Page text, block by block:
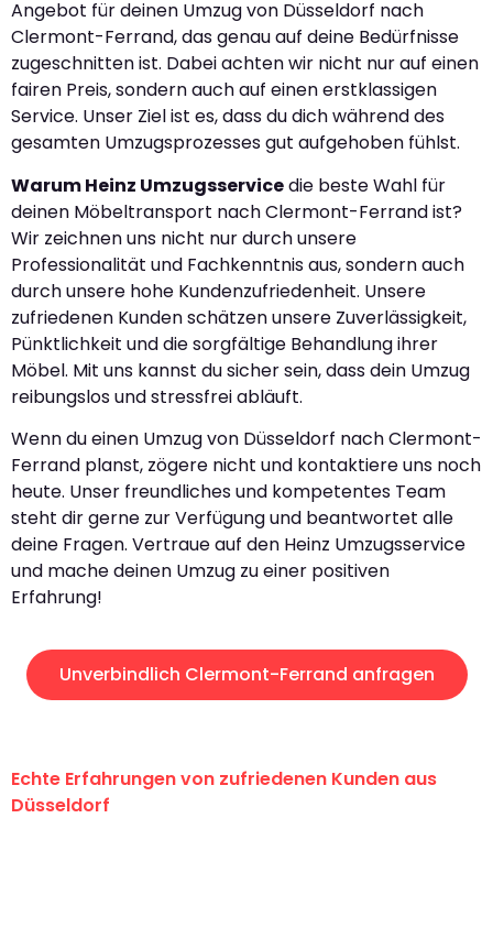
Angebot für deinen Umzug von Düsseldorf nach
Clermont-Ferrand, das genau auf deine Bedürfnisse
zugeschnitten ist. Dabei achten wir nicht nur auf einen
fairen Preis, sondern auch auf einen erstklassigen
Service. Unser Ziel ist es, dass du dich während des
gesamten Umzugsprozesses gut aufgehoben fühlst.
Warum Heinz Umzugsservicedie beste Wahl für
deinen Möbeltransport nach Clermont-Ferrand ist?
Wir zeichnen uns nicht nur durch unsere
Professionalität und Fachkenntnis aus, sondern auch
durch unsere hohe Kundenzufriedenheit. Unsere
zufriedenen Kunden schätzen unsere Zuverlässigkeit,
Pünktlichkeit und die sorgfältige Behandlung ihrer
Möbel. Mit uns kannst du sicher sein, dass dein Umzug
reibungslos und stressfrei abläuft.
Wenn du einen Umzug von Düsseldorf nach Clermont-
Ferrand planst, zögere nicht und kontaktiere uns noch
heute. Unser freundliches und kompetentes Team
steht dir gerne zur Verfügung und beantwortet alle
deine Fragen. Vertraue auf den Heinz Umzugsservice
und mache deinen Umzug zu einer positiven
Erfahrung!
Unverbindlich Clermont-Ferrand anfragen
Echte Erfahrungen von zufriedenen Kunden aus
Düsseldorf